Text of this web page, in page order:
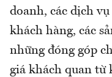
doanh, các dịch
khách hàng, các
những đóng góp
giá khách quan từ